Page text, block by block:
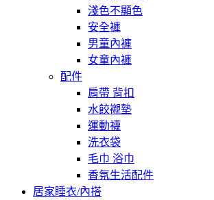
淺色不顯色
安全褲
男童內褲
女童內褲
配件
肩帶 背扣
水餃襯墊
運動襪
洗衣袋
毛巾 浴巾
香氛生活配件
居家睡衣/內搭